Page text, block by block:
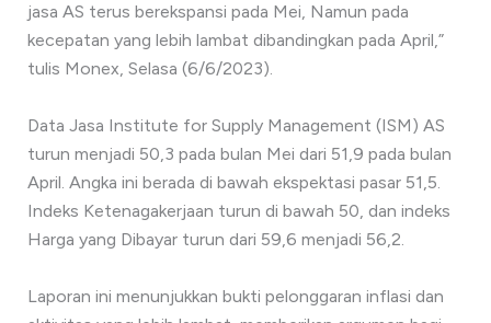
jasa AS terus berekspansi pada Mei, Namun pada
kecepatan yang lebih lambat dibandingkan pada April,”
tulis Monex, Selasa (6/6/2023).
Data Jasa Institute for Supply Management (ISM) AS
turun menjadi 50,3 pada bulan Mei dari 51,9 pada bulan
April. Angka ini berada di bawah ekspektasi pasar 51,5.
Indeks Ketenagakerjaan turun di bawah 50, dan indeks
Harga yang Dibayar turun dari 59,6 menjadi 56,2.
Laporan ini menunjukkan bukti pelonggaran inflasi dan